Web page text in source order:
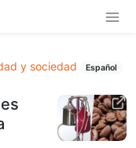
y sociedad Español